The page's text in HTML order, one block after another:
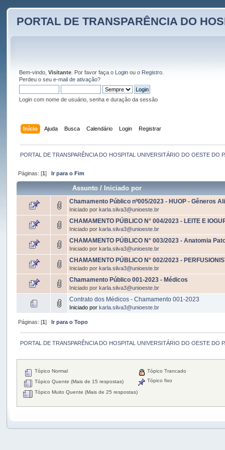
PORTAL DE TRANSPARÊNCIA DO
Bem-vindo,Visitante . Por favor faça o Login ou o Registro
Perdeu o seue-mail de ativação?
Login com nome de usuário, senha e duração da sessão
Início Ajuda Busca Calendário Login Registrar
PORTAL DE TRANSPARÊNCIA DO HOSPITAL UNIVERSITÁRIO DO OESTE DO
Páginas: [1] Ir para o Fim
Assunto/ Iniciado por
Chamamento Público nº005/2023 - HUOP - Gêneros
Iniciado porkarla.silva3@unioeste.br
CHAMAMENTO PÚBLICO N° 004/2023 - LEITE E
Iniciado porkarla.silva3@unioeste.br
CHAMAMENTO PÚBLICO N° 003/2023 - Anatomia
Iniciado porkarla.silva3@unioeste.br
CHAMAMENTO PÚBLICO N° 002/2023 -
Iniciado porkarla.silva3@unioeste.br
Chamamento Público 001-2023 - Médicos
Iniciado porkarla.silva3@unioeste.br
Contrato dos Médicos - Chamamento 001-2023
Iniciado porkarla.silva3@unioeste.br
Páginas: [1] Ir para o Topo
PORTAL DE TRANSPARÊNCIA DO HOSPITAL UNIVERSITÁRIO DO OESTE DO
Tópico Normal
Tópico Quente (Mais de 15 respostas)
Tópico Muito Quente (Mais de 25 respostas)
Tópico Trancado
Tópico fixo